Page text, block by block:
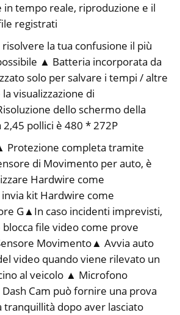
in tempo reale, riproduzione e il
registrati
la tua confusione il più
▲ Batteria incorporata da
solo per salvare i tempi / altre
visualizzazione di
dello schermo della
pollici è 480 * 272P
Protezione completa tramite
di Movimento per auto, è
Hardwire come
kit Hardwire come
G▲In caso incidenti imprevisti,
file video come prove
Movimento▲ Avvia auto
video quando viene rilevato un
al veicolo ▲ Microfono
Cam può fornire una prova
dopo aver lasciato